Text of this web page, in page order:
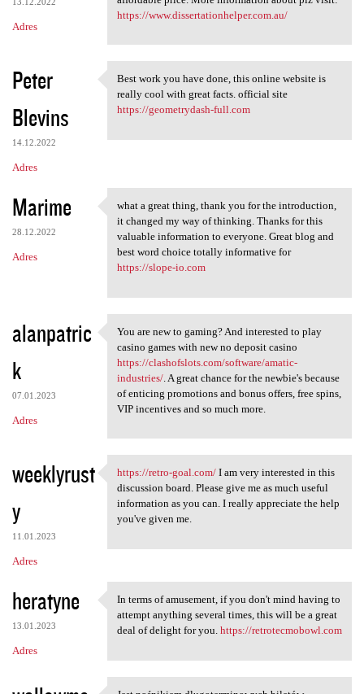
Adres
https://www.dissertationhelper.com.au/
Peter
Blevins
14.12.2022
Adres
Best work you have done, this
Best work you have done, this online website is
really cool with great facts. official site
https://geometrydash-full.com
Marime
28.12.2022
Adres
what a great thing, thank you
what a great thing, thank you for the introduction,
it changed my way of thinking. Thanks for this
valuable information to everyone. Great blog and
best word choice totally informative for
https://slope-io.com
alanpatric
k
07.01.2023
Adres
You are new to gaming? And
You are new to gaming? And interested to play
casino games with new no deposit casino
https://clashofslots.com/software/amatic-
industries/. A great chance for the newbie's because
of enticing promotions and bonus offers, free spins,
VIP incentives and so much more.
weeklyrust
y
11.01.2023
Adres
https://retro-goal.com/ I am
https://retro-goal.com/I am very interested in this
discussion board. Please give me as much useful
information as you can. I really appreciate the help
you've given me.
heratyne
13.01.2023
Adres
In terms of amusement, if you
In terms of amusement, if you don't mind having to
attempt anything several times, this will be a great
deal of delight for you. https://retrotecmobowl.com